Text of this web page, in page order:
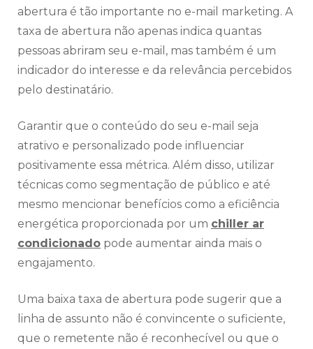
abertura é tão importante no e-mail marketing. A
taxa de abertura não apenas indica quantas
pessoas abriram seu e-mail, mas também é um
indicador do interesse e da relevância percebidos
pelo destinatário.
Garantir que o conteúdo do seu e-mail seja
atrativo e personalizado pode influenciar
positivamente essa métrica. Além disso, utilizar
técnicas como segmentação de público e até
mesmo mencionar benefícios como a eficiência
energética proporcionada por um chiller ar
condicionado pode aumentar ainda mais o
engajamento.
Uma baixa taxa de abertura pode sugerir que a
linha de assunto não é convincente o suficiente,
que o remetente não é reconhecível ou que o